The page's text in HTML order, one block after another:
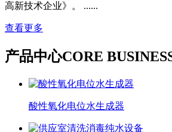
高新技术企业》。 ......
查看更多
产品中心CORE
酸性氧化电位水生成器